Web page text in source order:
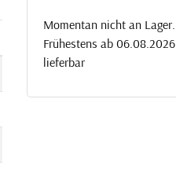
Momentan nicht an Lager.
Frühestens ab 06.08.2026
lieferbar